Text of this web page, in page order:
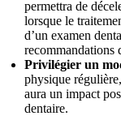
permettra de
lorsque le
d’un examen
recommandations
Privilégier un
physique
aura un impact
dentaire.